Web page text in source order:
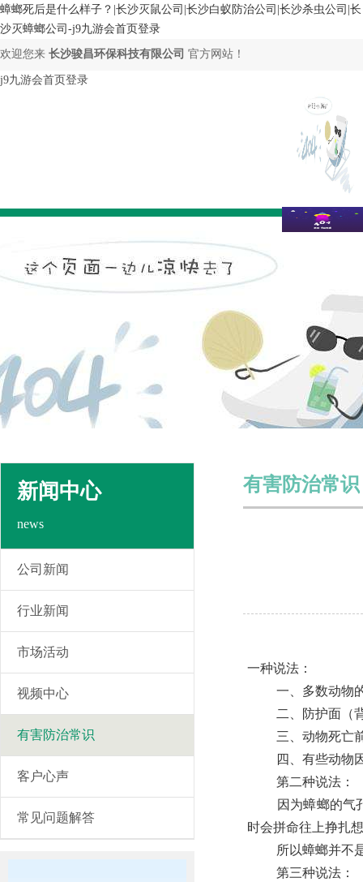
蟑螂死后是什么样子？|长沙灭鼠公司|长沙白蚁防治公司|长沙杀虫公司|长
沙灭蟑螂公司-j9九游会首页登录
欢迎您来 长沙骏昌环保科技有限公司 官方网站！
j9九游会首页登录
新闻中心
news
公司新闻
行业新闻
市场活动
视频中心
有害防治常识
客户心声
常见问题解答
有害防治常识
一种说法：
一、多数动物的
二、防护面（背
三、动物死亡前
四、有些动物因
第二种说法：
因为蟑螂的气孔
时会拼命往上挣扎
所以蟑螂并不是
第三种说法：